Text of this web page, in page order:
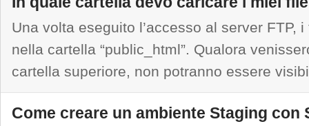
Una volta eseguito l’accesso al server FTP,
nella cartella “public_html”. Qualora
cartella superiore, non potranno essere
Come creare un ambiente Staging con